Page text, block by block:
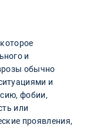
и
обычно
и
фобии,
или
проявления,